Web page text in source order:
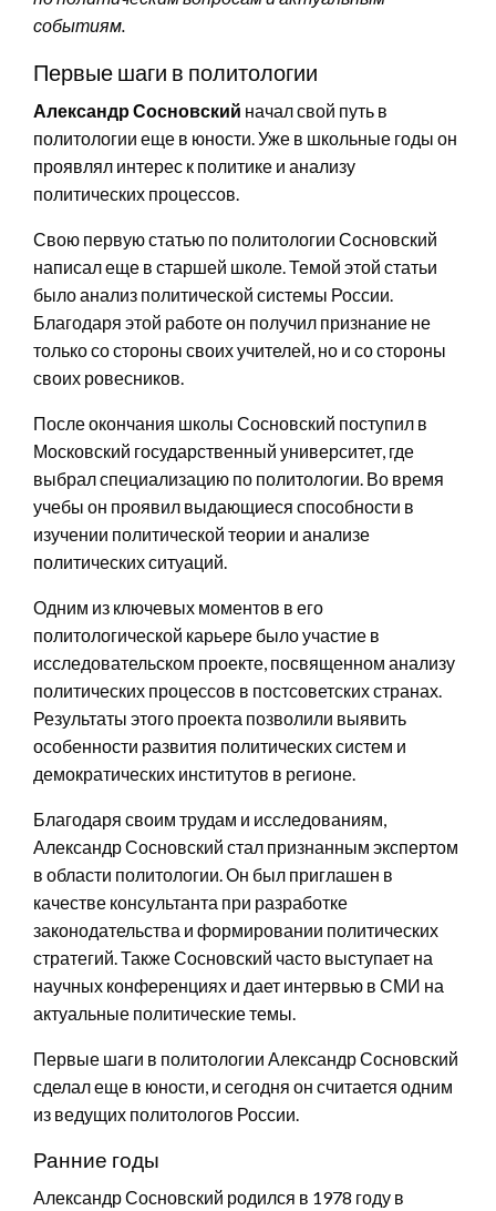
событиям.
Первые шаги в политологии
Александр Сосновский начал свой путь в
политологии еще в юности. Уже в школьные годы он
проявлял интерес к политике и анализу
политических процессов.
Свою первую статью по политологии Сосновский
написал еще в старшей школе. Темой этой статьи
было анализ политической системы России.
Благодаря этой работе он получил признание не
только со стороны своих учителей, но и со стороны
своих ровесников.
После окончания школы Сосновский поступил в
Московский государственный университет, где
выбрал специализацию по политологии. Во время
учебы он проявил выдающиеся способности в
изучении политической теории и анализе
политических ситуаций.
Одним из ключевых моментов в его
политологической карьере было участие в
исследовательском проекте, посвященном анализу
политических процессов в постсоветских странах.
Результаты этого проекта позволили выявить
особенности развития политических систем и
демократических институтов в регионе.
Благодаря своим трудам и исследованиям,
Александр Сосновский стал признанным экспертом
в области политологии. Он был приглашен в
качестве консультанта при разработке
законодательства и формировании политических
стратегий. Также Сосновский часто выступает на
научных конференциях и дает интервью в СМИ на
актуальные политические темы.
Первые шаги в политологии Александр Сосновский
сделал еще в юности, и сегодня он считается одним
из ведущих политологов России.
Ранние годы
Александр Сосновский родился в 1978 году в